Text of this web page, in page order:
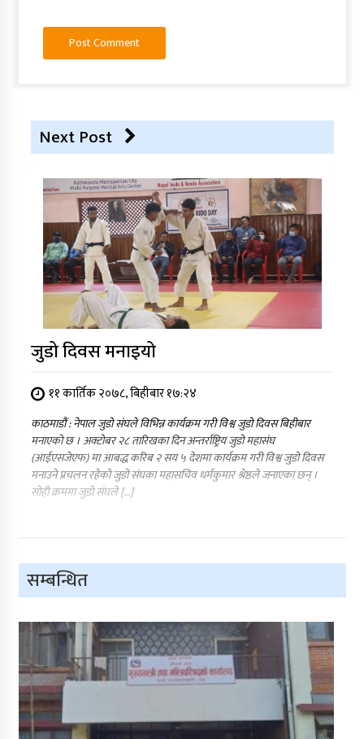
Next Post
जुडो दिवस मनाइयो
११ कार्तिक २०७८, बिहीबार १७:२४
काठमाडौं : नेपाल जुडो संघले विभिन्न कार्यक्रम गरी विश्व जुडो दिवस बिहीबार
मनाएको छ । अक्टोबर २८ तारिखका दिन अन्तर्राष्ट्रिय जुडो महासंघ
(आईएसजेएफ) मा आबद्ध करिब २ सय ५ देशमा कार्यक्रम गरी विश्व जुडो दिवस
मनाउने प्रचलन रहेको जुडो संघका महासचिव धर्मकुमार श्रेष्ठले जनाएका छन् ।
सोही क्रममा जुडो संघले […]
सम्बन्धित